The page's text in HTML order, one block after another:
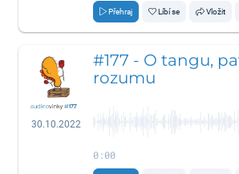
Přehraj Líbí se Vložit
30.10.2022
#177 - O tangu,
rozumu
0:00